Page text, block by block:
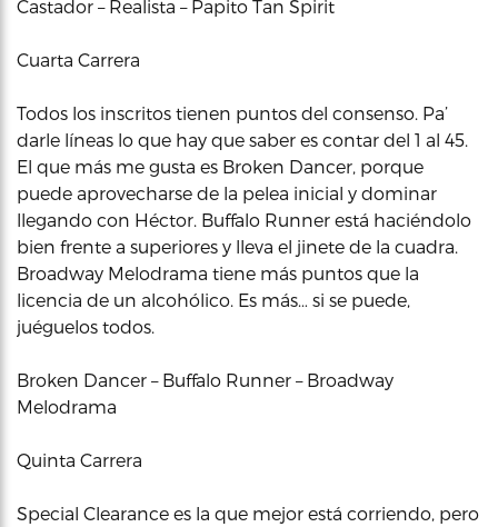
Castador – Realista – Papito Tan Spirit
Cuarta Carrera
Todos los inscritos tienen puntos del consenso. Pa’
darle líneas lo que hay que saber es contar del 1 al 45.
El que más me gusta es Broken Dancer, porque
puede aprovecharse de la pelea inicial y dominar
llegando con Héctor. Buffalo Runner está haciéndolo
bien frente a superiores y lleva el jinete de la cuadra.
Broadway Melodrama tiene más puntos que la
licencia de un alcohólico. Es más… si se puede,
juéguelos todos.
Broken Dancer – Buffalo Runner – Broadway
Melodrama
Quinta Carrera
Special Clearance es la que mejor está corriendo, pero